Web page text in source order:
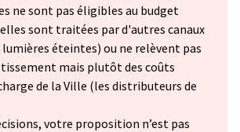
ne sont pas éligibles au budget
sont traitées par d'autres canaux
éteintes) ou ne relèvent pas
mais plutôt des coûts
de la Ville (les distributeurs de
votre proposition n’est pas